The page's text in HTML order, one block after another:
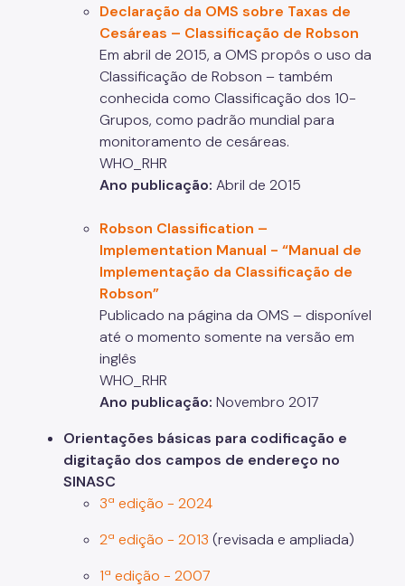
Declaração da OMS sobre Taxas de
Cesáreas – Classificação de Robson
Em abril de 2015, a OMS propôs o uso da
Classificação de Robson – também
conhecida como Classificação dos 10-
Grupos, como padrão mundial para
monitoramento de cesáreas.
WHO_RHR
Ano publicação: Abril de 2015
Robson Classification –
Implementation Manual - “Manual de
Implementação da Classificação de
Robson”
Publicado na página da OMS – disponível
até o momento somente na versão em
inglês
WHO_RHR
Ano publicação: Novembro 2017
Orientações básicas para codificação e
digitação dos campos de endereço no
SINASC
3ª edição - 2024
2ª edição - 2013 (revisada e ampliada)
1ª edição - 2007